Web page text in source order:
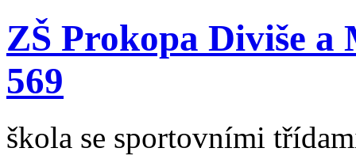
ZŠ Prokopa Diviše
569
škola se sportovními